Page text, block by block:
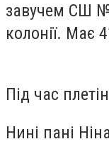
завучем СШ №
колонії. Має
Під час
Нині пані